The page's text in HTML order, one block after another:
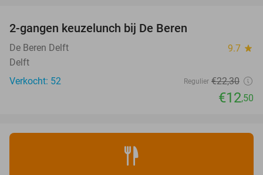
NEW
TODAY
2-gangen keuzelunch bij De Beren
De Beren Delft 9.7 star
Delft
Verkocht: 52
Regulier €22,30
€12,50